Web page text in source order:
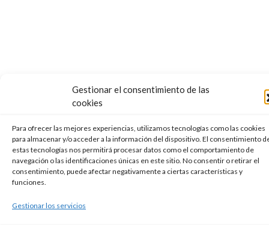
Gestionar el consentimiento de las
cookies
Para ofrecer las mejores experiencias, utilizamos tecnologías como las cookies
para almacenar y/o acceder a la información del dispositivo. El consentimiento
estas tecnologías nos permitirá procesar datos como el comportamiento de
navegación o las identificaciones únicas en este sitio. No consentir o retirar el
consentimiento, puede afectar negativamente a ciertas características y
funciones.
Gestionar los servicios